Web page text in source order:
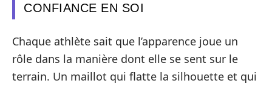
CONFIANCE EN SOI
Chaque athlète sait que l’apparence joue un
rôle dans la manière dont elle se sent sur le
terrain. Un maillot qui flatte la silhouette et qui